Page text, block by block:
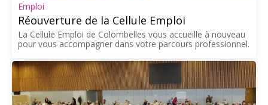
Emploi
Réouverture de la Cellule Emploi
La Cellule Emploi de Colombelles vous accueille à nouveau
pour vous accompagner dans votre parcours professionnel.